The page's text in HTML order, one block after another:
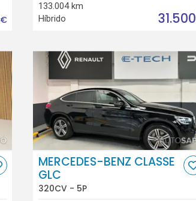
€
133.004 km
Híbrido
31.500
MERCEDES-BENZ CLASSE
GLC
320CV - 5P